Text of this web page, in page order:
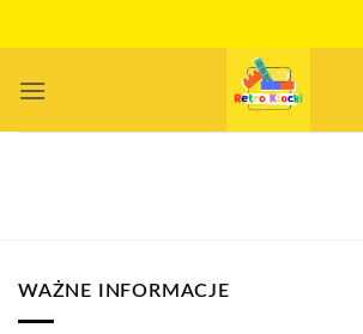
WAŻNE INFORMACJE